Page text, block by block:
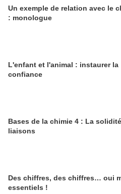
Un exemple de relation avec le
: monologue
L'enfant et l'animal : instaurer la
confiance
Bases de la chimie 4 : La
liaisons
Des chiffres, des chiffres… oui
essentiels !